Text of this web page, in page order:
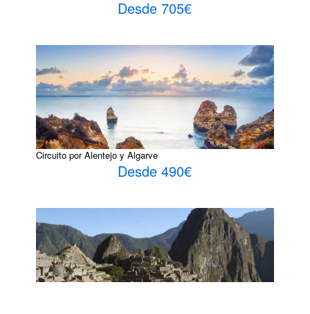
Desde 705€
Circuito por Alentejo y Algarve
Desde 490€